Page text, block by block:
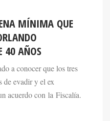
MÍNIMA QUE
AÑOS
a conocer que los tres
de evadir y el ex
acuerdo con la Fiscalía.